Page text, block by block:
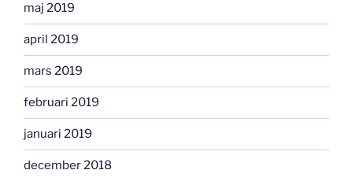
maj 2019
april 2019
mars 2019
februari 2019
januari 2019
december 2018